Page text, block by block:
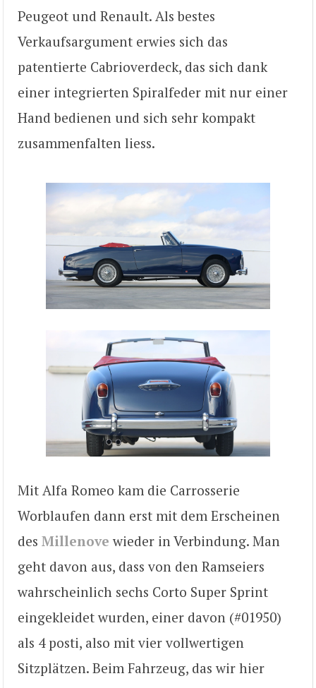
Peugeot und Renault. Als bestes
Verkaufsargument erwies sich das
patentierte Cabrioverdeck, das sich dank
einer integrierten Spiralfeder mit nur einer
Hand bedienen und sich sehr kompakt
zusammenfalten liess.
Mit Alfa Romeo kam die Carrosserie
Worblaufen dann erst mit dem Erscheinen
des Millenove wieder in Verbindung. Man
geht davon aus, dass von den Ramseiers
wahrscheinlich sechs Corto Super Sprint
eingekleidet wurden, einer davon (#01950)
als 4 posti, also mit vier vollwertigen
Sitzplätzen. Beim Fahrzeug, das wir hier